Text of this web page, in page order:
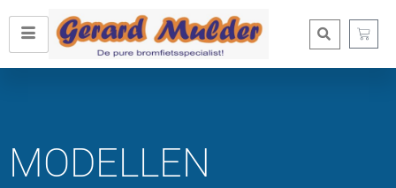
MODELLEN